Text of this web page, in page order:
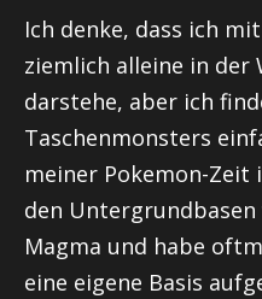
Ich denke, dass ich
ziemlich alleine in der
darstehe, aber ich
Taschenmonsters
meiner Pokemon-
den Untergrundbasen
Magma und habe
eine eigene Basis